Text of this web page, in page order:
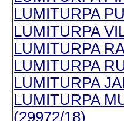
LUMITURPA
LUMITURPA
LUMITURPA
LUMITURPA
LUMITURPA
LUMITURPA
(29972/18)